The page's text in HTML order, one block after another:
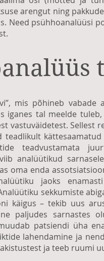
arengut ning
Need psühhoanalüüsi
mis põhineb
iganes tal meelde
vastuväidetest. Sellest
teadlikult
teadvustamata
analüütikud
oma enda
jaoks
sekkumiste
käigus – tekib uus
paljudes sarnastes
patsiendi üha
lahendamine ja
ja teeb ruumi